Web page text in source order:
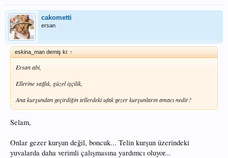
cakometti
ersan
eskina_man demiş ki: ↑
Ersan abi,
Ellerine sağlık, güzel işçilik,
Ana kurşundan geçirdiğin tellerdeki ufak gezer kurşunların amacı nedir?
Selam,
Onlar gezer kurşun değil, boncuk... Telin kurşun üzerindeki
yuvalarda daha verimli çalışmasına yardımcı oluyor...